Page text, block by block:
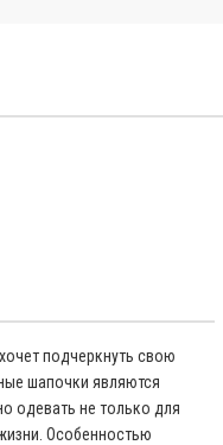
подчеркнуть свою
шапочки являются
одевать не только для
Особенностью